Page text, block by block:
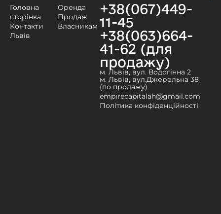
Головна
сторінка
Контакти
Львів
Оренда
Продаж
Власникам
+38(067)449-
11-45
+38(063)664-
41-62 (для
продажу)
м. Львів, вул. Водогінна 2
м. Львів, вул.Джерельна 38
(по продажу)
empirecapitalah@gmail.com
Політика конфіденційності